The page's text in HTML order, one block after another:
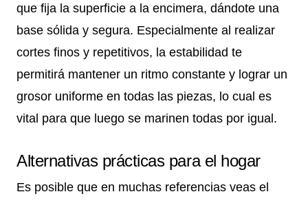
que fija la superficie a la encimera, dándote una
base sólida y segura. Especialmente al realizar
cortes finos y repetitivos, la estabilidad te
permitirá mantener un ritmo constante y lograr un
grosor uniforme en todas las piezas, lo cual es
vital para que luego se marinen todas por igual.
Alternativas prácticas para el hogar
Es posible que en muchas referencias veas el